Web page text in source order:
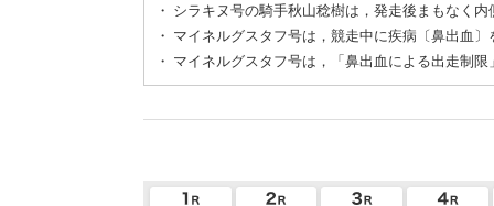
・ シラキヌ号の騎手秋山稔樹は，発走後まもなく
・ マイネルグスタフ号は，競走中に疾病〔鼻出血〕
・ マイネルグスタフ号は，「鼻出血による出走制